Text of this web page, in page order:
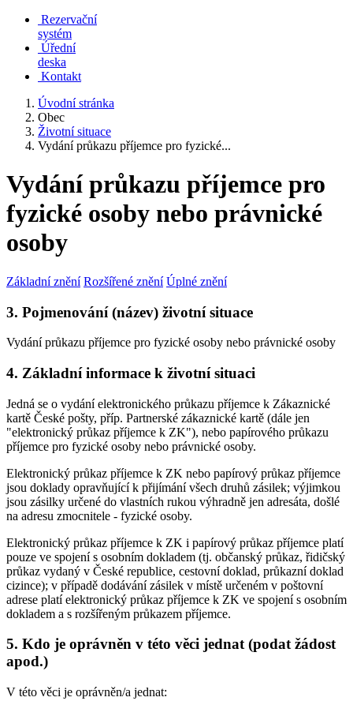
Rezervační
systém
Úřední
deska
Kontakt
Úvodní stránka
Obec
Životní situace
Vydání průkazu příjemce pro fyzické...
Vydání průkazu příjemce pro
fyzické osoby nebo právnické
osoby
Základní znění Rozšířené znění Úplné znění
3. Pojmenování (název) životní situace
Vydání průkazu příjemce pro fyzické osoby nebo právnické osoby
4. Základní informace k životní situaci
Jedná se o vydání elektronického průkazu příjemce k Zákaznické
kartě České pošty, příp. Partnerské zákaznické kartě (dále jen
"elektronický průkaz příjemce k ZK"), nebo papírového průkazu
příjemce pro fyzické osoby nebo právnické osoby.
Elektronický průkaz příjemce k ZK nebo papírový průkaz příjemce
jsou doklady opravňující k přijímání všech druhů zásilek; výjimkou
jsou zásilky určené do vlastních rukou výhradně jen adresáta, došlé
na adresu zmocnitele - fyzické osoby.
Elektronický průkaz příjemce k ZK i papírový průkaz příjemce platí
pouze ve spojení s osobním dokladem (tj. občanský průkaz, řidičský
průkaz vydaný v České republice, cestovní doklad, průkazní doklad
cizince); v případě dodávání zásilek v místě určeném v poštovní
adrese platí elektronický průkaz příjemce k ZK ve spojení s osobním
dokladem a s rozšířeným průkazem příjemce.
5. Kdo je oprávněn v této věci jednat (podat žádost
apod.)
V této věci je oprávněn/a jednat: